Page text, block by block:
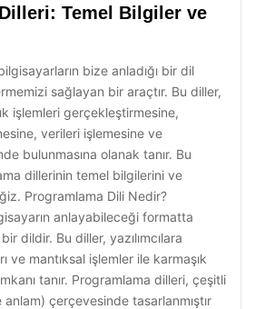
Temel Bilgiler ve
bize anladığı bir dil
sağlayan bir araçtır. Bu diller,
işlemleri gerçekleştirmesine,
verileri işlemesine ve
bulunmasına olanak tanır. Bu
dillerinin temel bilgilerini ve
Programlama Dili Nedir?
anlayabileceği formatta
dildir. Bu diller, yazılımcılara
ve mantıksal işlemler ile karmaşık
tanır. Programlama dilleri, çeşitli
çerçevesinde tasarlanmıştır